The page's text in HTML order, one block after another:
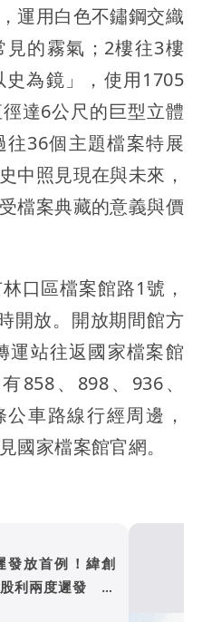
運用白色不鏽鋼交織
的霧氣；2樓往3樓
為鏡」，使用1705
達6公尺的巨型立體
36個主題檔案特展
中照見現在與未來，
檔案典藏的意義與價
口區檔案館路1號，
開放。開放期間館方
運站往返國家檔案館
858、898、936、
車路線行經周邊，
國家檔案館官網。
發放首例！緯創
利兩度遲發 金